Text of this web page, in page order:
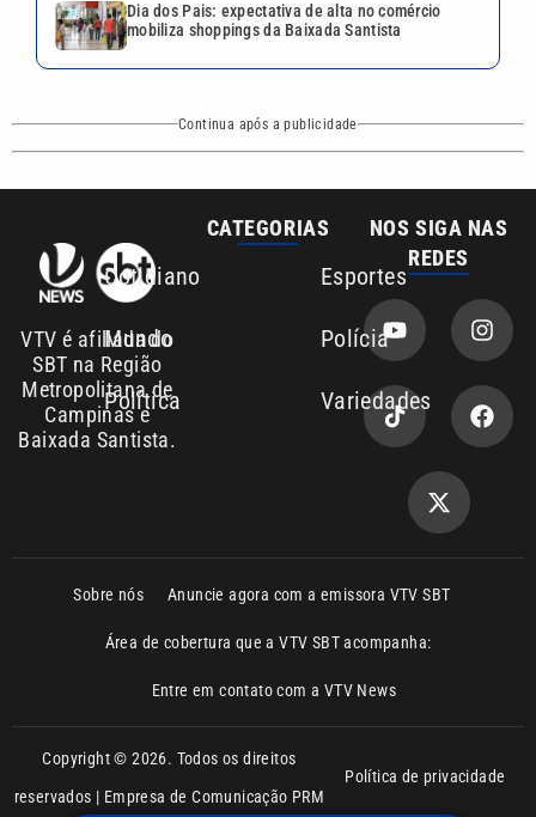
Dia dos Pais: expectativa de alta no comércio
mobiliza shoppings da Baixada Santista
Continua após a publicidade
VTV é afiliada do
SBT na Região
Metropolitana de
Campinas e
Baixada Santista.
CATEGORIAS
Cotidiano Esportes
Mundo Polícia
Política Variedades
NOS SIGA NAS
REDES
Sobre nós Anuncie agora com a emissora VTV SBT
Área de cobertura que a VTV SBT acompanha:
Entre em contato com a VTV News
Copyright © 2026. Todos os direitos
reservados | Empresa de Comunicação PRM
Política de privacidade